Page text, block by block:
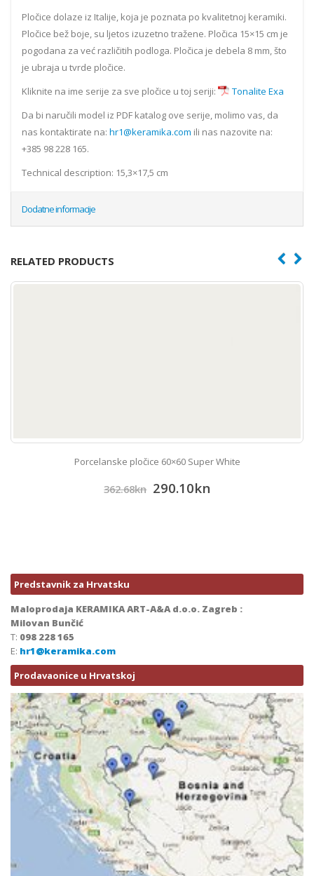
Pločice dolaze iz Italije, koja je poznata po kvalitetnoj keramiki.
Pločice bež boje, su ljetos izuzetno tražene. Pločica 15×15 cm je
pogodana za već različitih podloga. Pločica je debela 8 mm, što
je ubraja u tvrde pločice.
Kliknite na ime serije za sve pločice u toj seriji:
Tonalite Exa
Da bi naručili model iz PDF katalog ove serije, molimo vas, da
nas kontaktirate na: hr1@keramika.com ili nas nazovite na:
+385 98 228 165.
Technical description: 15,3×17,5 cm
Dodatne informacije
RELATED PRODUCTS
Porcelanske pločice 60×60 Super White
362.68kn 290.10kn
Predstavnik za Hrvatsku
Maloprodaja KERAMIKA ART-A&A d.o.o. Zagreb :
Milovan Bunčić
T: 098 228 165
E: hr1@keramika.com
Prodavaonice u Hrvatskoj